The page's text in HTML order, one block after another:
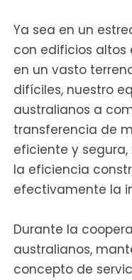
Ya sea en un
con edificios altos
en un vasto
difíciles, nuestro
australianos a
transferencia de
eficiente y
la eficiencia
efectivamente la
Durante la
australianos,
concepto de